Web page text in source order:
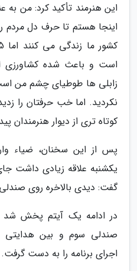
این هنرمند تأکید کرد: من به
اینجا هستم تا حرف دل مردم
است و باعث شده کشاورزی
زابلی ها طوطیای چشم من
نکردید. اما خب حرفتان را
کوتاه تری از دیوار هنرمندان
پس از این سخنان، ضیاء
یکشنبه علاقه زیادی داشت
گفت: دیدی بالاخره روی
در ادامه یک آیتم پخش
صندلی سوم و بین هدایتی
اجرای برنامه را به دست گرفت.